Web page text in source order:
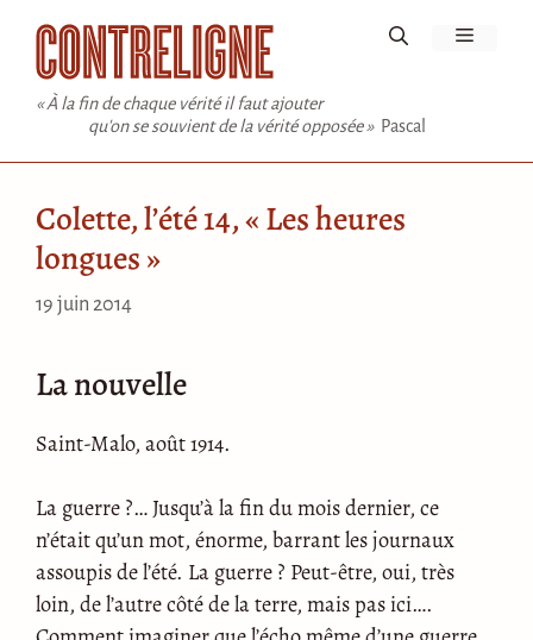
contenu
« À la fin de chaque vérité il faut ajouter
qu'on se souvient de la vérité opposée » Pascal
Menu
Colette, l’été 14, « Les heures
longues »
19 juin 2014
La nouvelle
Saint-Malo, août 1914.
La guerre ?… Jusqu’à la fin du mois dernier, ce
n’était qu’un mot, énorme, barrant les journaux
assoupis de l’été. La guerre ? Peut-être, oui, très
loin, de l’autre côté de la terre, mais pas ici….